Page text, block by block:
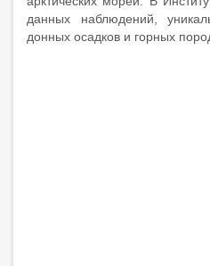
данных наблюдений,
донных осадков и горных